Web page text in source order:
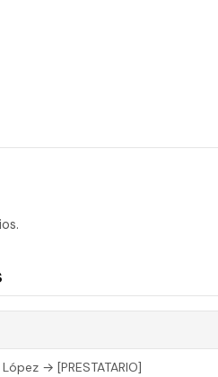
→ [PRESTATARIO]